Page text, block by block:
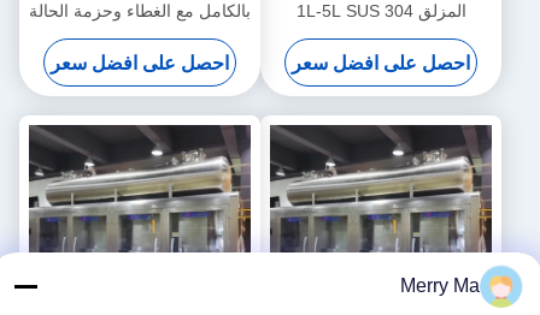
المزلق 1L-5L SUS 304
احصل على افضل سعر
بالكامل مع الغطاء وحزمة الحالة
احصل على افضل سعر
Merry Ma